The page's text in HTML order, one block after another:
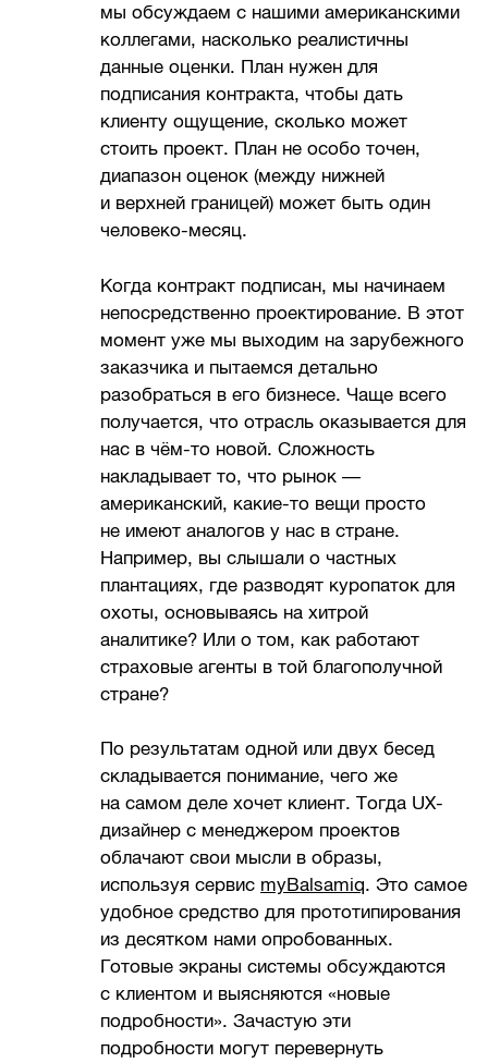
мы обсуждаем с нашими американскими
коллегами, насколько реалистичны
данные оценки. План нужен для
подписания контракта, чтобы дать
клиенту ощущение, сколько может
стоить проект. План не особо точен,
диапазон оценок (между нижней
и верхней границей) может быть один
человеко-месяц.
Когда контракт подписан, мы начинаем
непосредственно проектирование. В этот
момент уже мы выходим на зарубежного
заказчика и пытаемся детально
разобраться в его бизнесе. Чаще всего
получается, что отрасль оказывается для
нас в чём-то новой. Сложность
накладывает то, что рынок —
американский, какие-то вещи просто
не имеют аналогов у нас в стране.
Например, вы слышали о частных
плантациях, где разводят куропаток для
охоты, основываясь на хитрой
аналитике? Или о том, как работают
страховые агенты в той благополучной
стране?
По результатам одной или двух бесед
складывается понимание, чего же
на самом деле хочет клиент. Тогда UX-
дизайнер с менеджером проектов
облачают свои мысли в образы,
используя сервис myBalsamiq. Это самое
удобное средство для прототипирования
из десятком нами опробованных.
Готовые экраны системы обсуждаются
с клиентом и выясняются «новые
подробности». Зачастую эти
подробности могут перевернуть